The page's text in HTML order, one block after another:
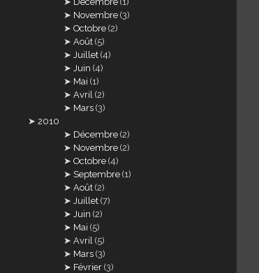
Novembre (3)
Octobre (2)
Août (5)
Juillet (4)
Juin (4)
Mai (1)
Avril (2)
Mars (3)
2010
Décembre (2)
Novembre (2)
Octobre (4)
Septembre (1)
Août (2)
Juillet (7)
Juin (2)
Mai (5)
Avril (5)
Mars (3)
Février (3)